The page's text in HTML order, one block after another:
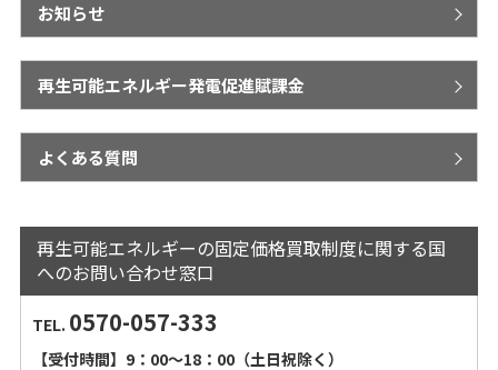
お知らせ
再生可能エネルギー発電促進賦課金
よくある質問
再生可能エネルギーの固定価格買取制度に関する国
へのお問い合わせ窓口
TEL. 0570-057-333
【受付時間】9：00～18：00（土日祝除く）